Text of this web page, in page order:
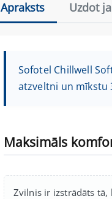
Apraksts Uzdot
Sofotel Chillwell
atzveltni un mīkstu
Maksimāls
Zvilnis ir izstrādāts